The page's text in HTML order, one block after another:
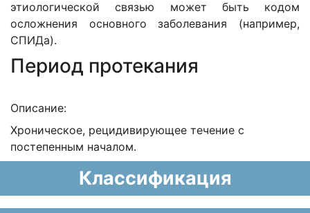
этиологической связью может быть кодом
осложнения основного заболевания (например,
СПИДа).
Период протекания
Описание:
Хроническое, рецидивирующее течение с
постепенным началом.
Классификация